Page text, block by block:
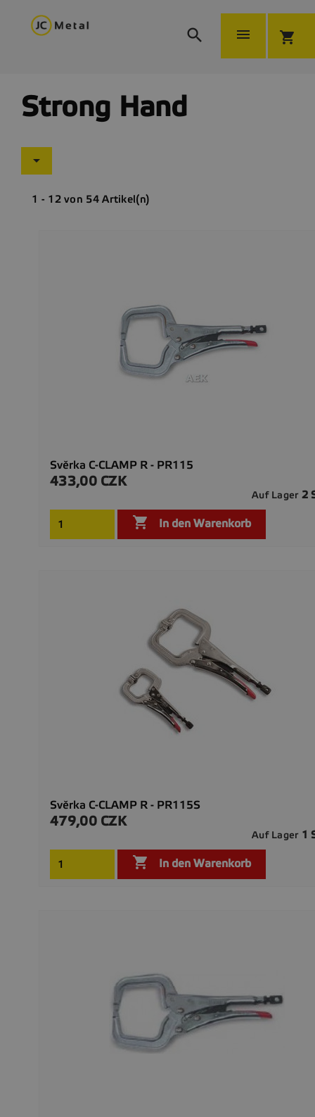
  shopping_cart
Strong Hand

1 - 12 von 54 Artikel(n)
Svěrka C-CLAMP R - PR115
Preis
433,00 CZK
Auf Lager 2
 In den Warenkorb
Svěrka C-CLAMP R - PR115S
Preis
479,00 CZK
Auf Lager 1
 In den Warenkorb